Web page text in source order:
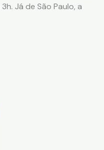
Já de São Paulo, a